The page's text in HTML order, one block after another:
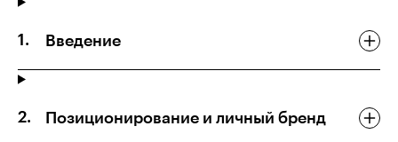
Введение
Позиционирование и личный бренд